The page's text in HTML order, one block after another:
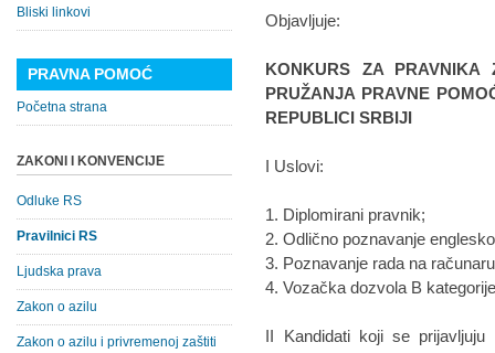
Objavljuje:
KONKURS ZA
PRUŽANJA PRAVNE
REPUBLICI SRBIJI
I Uslovi:
1. Diplomirani pravnik;
2. Odlično poznavanje
3. Poznavanje rada na
4. Vozačka dozvola B
II Kandidati koji se
Bliski linkovi
PRAVNA POMOĆ
Početna strana
ZAKONI I KONVENCIJE
Odluke RS
Pravilnici RS
Ljudska prava
Zakon o azilu
Zakon o azilu i privremenoj zaštiti